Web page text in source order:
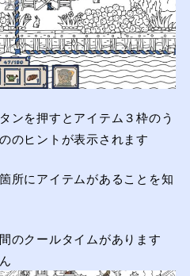
ンを押すとアイテム３枠のう
のヒントが表示されます
所にアイテムがあることを知
のクールタイムがあります